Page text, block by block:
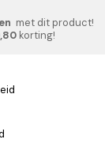
met dit product!
korting!